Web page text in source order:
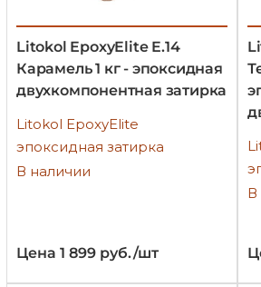
Litokol EpoxyElite E.14
Карамель 1 кг - эпоксидная
двухкомпонентная затирка
Litokol EpoxyElite
эпоксидная затирка
В наличии
Цена 1 899 руб./шт
В